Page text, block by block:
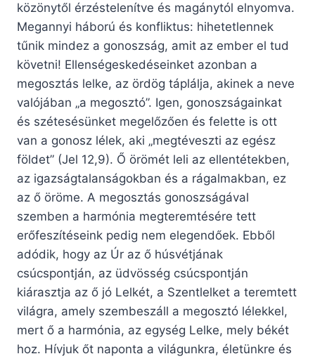
közönytől érzéstelenítve és magánytól elnyomva.
Megannyi háború és konfliktus: hihetetlennek
tűnik mindez a gonoszság, amit az ember el tud
követni! Ellenségeskedéseinket azonban a
megosztás lelke, az ördög táplálja, akinek a neve
valójában „a megosztó”. Igen, gonoszságainkat
és szétesésünket megelőzően és felette is ott
van a gonosz lélek, aki „megtéveszti az egész
földet” (Jel 12,9). Ő örömét leli az ellentétekben,
az igazságtalanságokban és a rágalmakban, ez
az ő öröme. A megosztás gonoszságával
szemben a harmónia megteremtésére tett
erőfeszítéseink pedig nem elegendőek. Ebből
adódik, hogy az Úr az ő húsvétjának
csúcspontján, az üdvösség csúcspontján
kiárasztja az ő jó Lelkét, a Szentlelket a teremtett
világra, amely szembeszáll a megosztó lélekkel,
mert ő a harmónia, az egység Lelke, mely békét
hoz. Hívjuk őt naponta a világunkra, életünkre és